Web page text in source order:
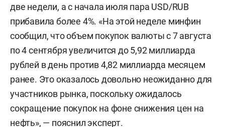
две недели, а с начала июля пара USD/RUB
прибавила более 4%. «На этой неделе минфин
сообщил, что объем покупок валюты с 7 августа
по 4 сентября увеличится до 5,92 миллиарда
рублей в день против 4,82 миллиарда месяцем
ранее. Это оказалось довольно неожиданно для
участников рынка, поскольку ожидалось
сокращение покупок на фоне снижения цен на
нефть», — пояснил эксперт.